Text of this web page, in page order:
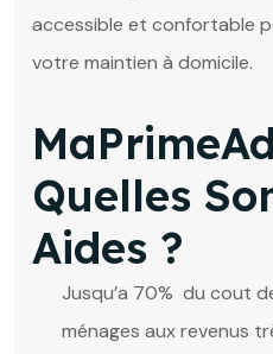
accessible et confortable
votre maintien à domicile.
Quelles
Aides ?
Jusqu’a 70% du cout
ménages aux revenus